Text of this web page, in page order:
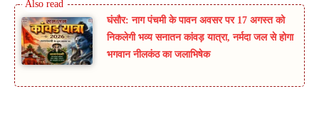
घंसौर: नाग पंचमी के पावन अवसर पर 17 अगस्त को
निकलेगी भव्य सनातन कांवड़ यात्रा, नर्मदा जल से होगा
भगवान नीलकंठ का जलाभिषेक